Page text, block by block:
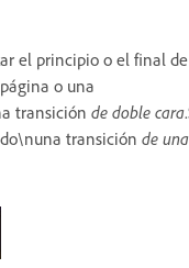
el principio o el final
o una
transición de doble cara
transición de